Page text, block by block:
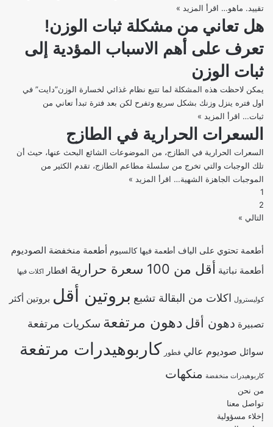
الحمل
تقييد. ماهو… اقرأ المزيد »
وجباتك
بسهولة
مع
نظام
الغذائية
هل تعاني من مشكلة ثبات الوزن!
تعرف على أهم الاسباب المؤدية إلى
ثبات الوزن
يمكن لاحظت هذه المشكلة لما تتبع نظام غذائي لخسارة الوزن”دايت” في
اول فتره ينزل وزنك بشكل سريع وتفرح لكن بعد فترة تبدأ تعاني من
ثبات… اقرأ المزيد »
تعاني
من
مشكلة
ثبات
الوزن!
المؤدية
ثبات
السعرات الحرارية في الطازج
السعرات الحرارية في الطازج، من الموضوعات الشائع البحث عنها، حيث أن
تلك الوجبات والتي تخرج من سلسلة مطاعم الطازج، تقدم الكثير من
الموجبات الجاهزة الشهية… اقرأ المزيد »
1
2
التالي »
أطعمة تحتوي على الياف أطعمة فيها كالسيوم أطعمة منخفضة الصوديوم
أطعمة نباتية أقل من 100 سعرة حرارية افطار اكلات فيها
كوليسترول اكلات من البقالة تشبع بروتين أقل بروتين أكثر
تصبيرة دهون أقل دهون مرتفعة سكريات مرتفعة
سوائل صوديوم عالي فطور كاربوهيدرات مرتفعة
كاربوهيدرات منخفضة منكهات
من نحن
تواصل معنا
إخلاء مسؤولية